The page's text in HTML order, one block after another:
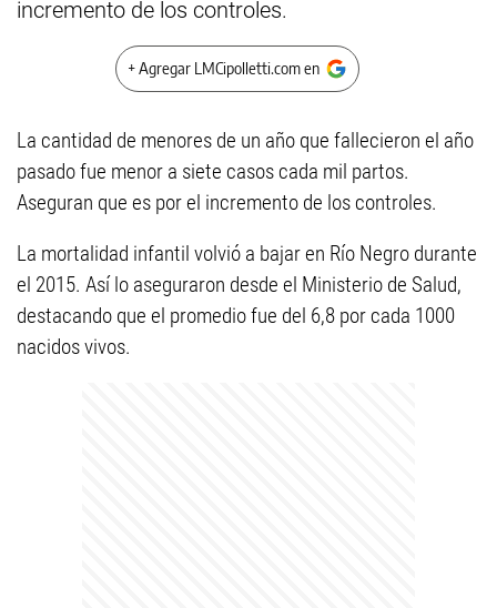
incremento de los controles.
+ Agregar LMCipolletti.com en
La cantidad de menores de un año que fallecieron el año
pasado fue menor a siete casos cada mil partos.
Aseguran que es por el incremento de los controles.
La mortalidad infantil volvió a bajar en Río Negro durante
el 2015. Así lo aseguraron desde el Ministerio de Salud,
destacando que el promedio fue del 6,8 por cada 1000
nacidos vivos.